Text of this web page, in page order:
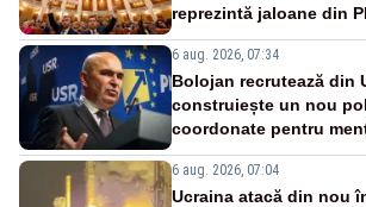
reprezintă jaloane din
6 aug. 2026, 07:34
Bolojan recrutează din
construiește un nou
coordonate pentru
6 aug. 2026, 07:04
Ucraina atacă din nou